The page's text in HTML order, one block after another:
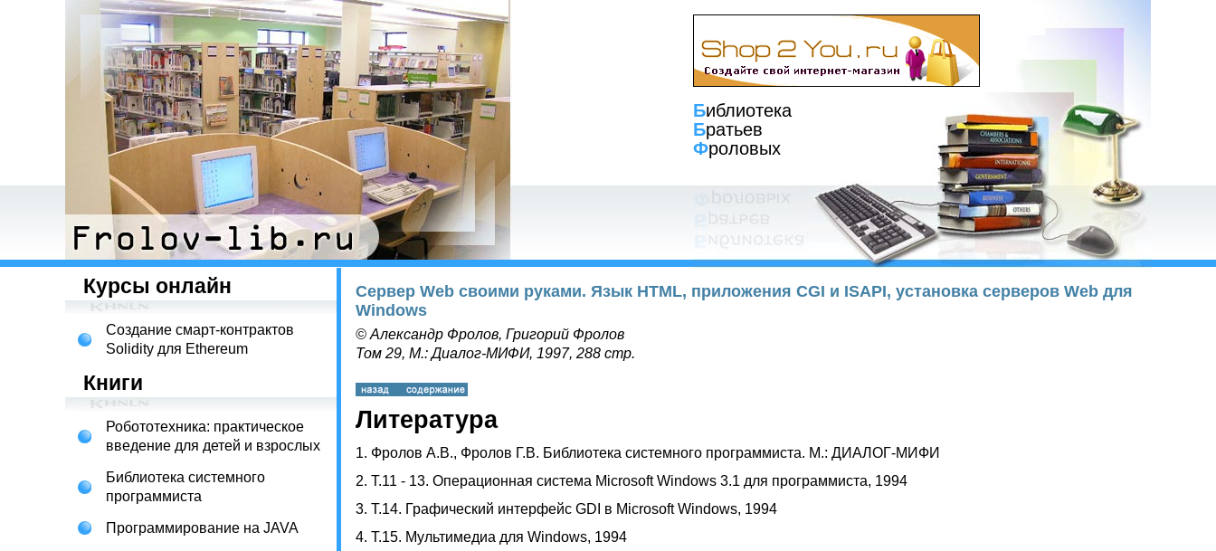
Библиотека
Братьев
Фроловых
Курсы онлайн
Создание смарт-контрактов
Solidity для Ethereum
Книги
Робототехника: практическое
введение для детей и взрослых
Библиотека системного
программиста
Программирование на JAVA
Сервер Web своими руками. Язык HTML, приложения CGI и ISAPI, установка серверов Web для
Windows
© Александр Фролов, Григорий Фролов
Том 29, М.: Диалог-МИФИ, 1997, 288 стр.
Литература
1. Фролов А.В., Фролов Г.В. Библиотека системного программиста. М.: ДИАЛОГ-МИФИ
2. Т.11 - 13. Операционная система Microsoft Windows 3.1 для программиста, 1994
3. Т.14. Графический интерфейс GDI в Microsoft Windows, 1994
4. Т.15. Мультимедиа для Windows, 1994